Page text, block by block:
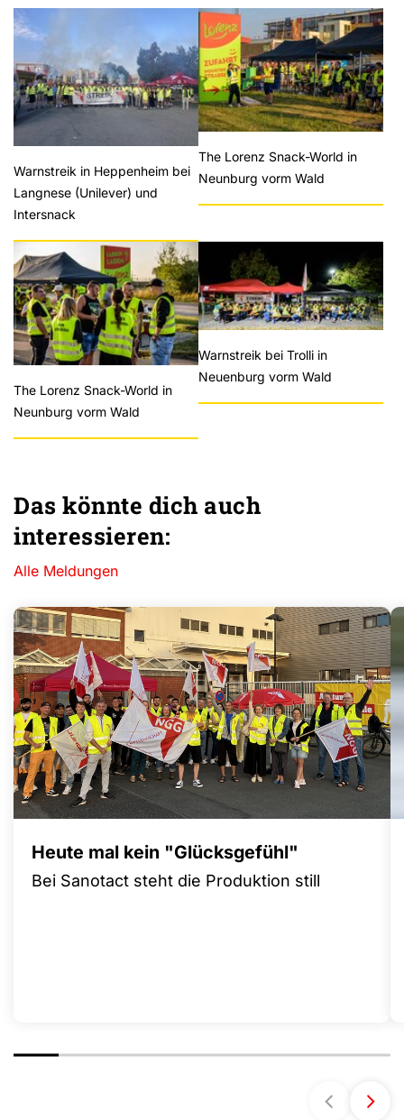
Warnstreik in Heppenheim bei
Langnese (Unilever) und
Intersnack
The Lorenz Snack-World in
Neunburg vorm Wald
The Lorenz Snack-World in
Neunburg vorm Wald
Warnstreik bei Trolli in
Neuenburg vorm Wald
Das könnte dich auch
interessieren:
Alle Meldungen
Heute mal kein "Glücksgefühl"
Bei Sanotact steht die Produktion still